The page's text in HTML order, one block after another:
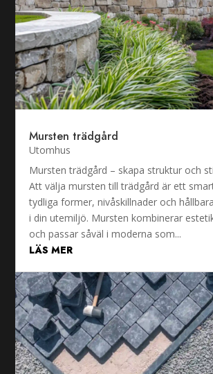
Mursten trädgård
Utomhus
Mursten trädgård – skapa struktur och
Att välja mursten till trädgård är ett
tydliga former, nivåskillnader och
i din utemiljö. Mursten kombinerar
och passar såväl i moderna som...
LÄS MER